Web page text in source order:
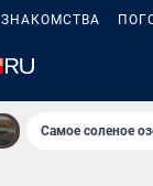
ЗНАКОМСТВА
Самое соленое